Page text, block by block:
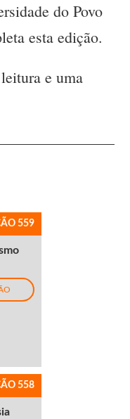
do Povo
esta edição.
e uma
559
558